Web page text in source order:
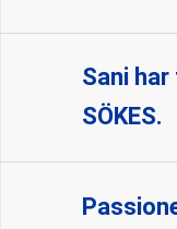
Sani
SÖKES.